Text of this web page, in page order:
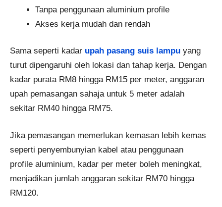
Tanpa penggunaan aluminium profile
Akses kerja mudah dan rendah
Sama seperti kadar upah pasang suis lampu yang
turut dipengaruhi oleh lokasi dan tahap kerja. Dengan
kadar purata RM8 hingga RM15 per meter, anggaran
upah pemasangan sahaja untuk 5 meter adalah
sekitar RM40 hingga RM75.
Jika pemasangan memerlukan kemasan lebih kemas
seperti penyembunyian kabel atau penggunaan
profile aluminium, kadar per meter boleh meningkat,
menjadikan jumlah anggaran sekitar RM70 hingga
RM120.